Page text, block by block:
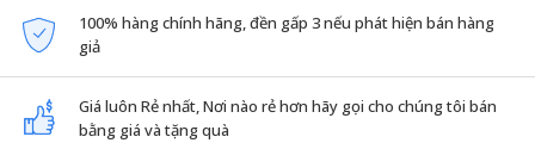
100% hàng chính hãng, đền gấp 3 nếu phát hiện bán hàng
giả
Giá luôn Rẻ nhất, Nơi nào rẻ hơn hãy gọi cho chúng tôi bán
bằng giá và tặng quà